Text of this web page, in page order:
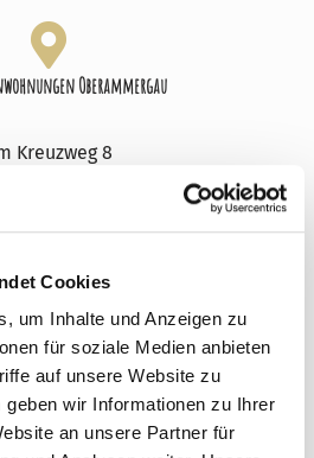
Cookies
um Inhalte und Anzeigen zu
für soziale Medien anbieten
auf unsere Website zu
wir Informationen zu Ihrer
an unsere Partner für
Oberammergau
Kreuzweg 8
Frau Beyer
08822/4172
oberammergau.de